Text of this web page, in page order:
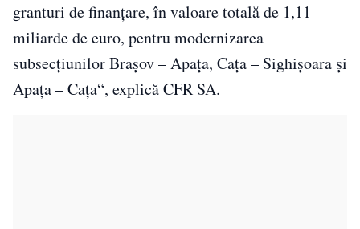
granturi de finanţare, în valoare totală de 1,11
miliarde de euro, pentru modernizarea
subsecţiunilor Braşov – Apaţa, Caţa – Sighişoara şi
Apaţa – Caţa“, explică CFR SA.